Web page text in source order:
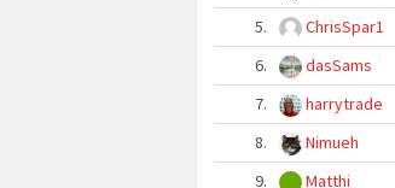
5.
ChrisSpar1
6.
dasSams
7.
harrytrade
8.
Nimueh
9.
Matthi